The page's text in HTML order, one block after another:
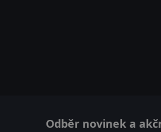
Odběr novinek a